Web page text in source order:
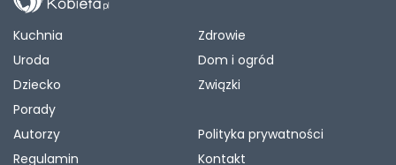
Kuchnia
Zdrowie
Uroda
Dom i ogród
Dziecko
Związki
Porady
Autorzy
Polityka prywatności
Regulamin
Kontakt